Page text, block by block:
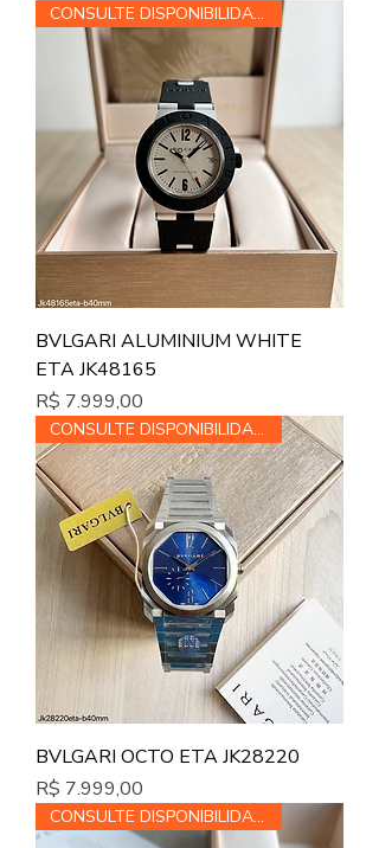
CONSULTE DISPONIBILIDADE
BVLGARI ALUMINIUM WHITE
ETA JK48165
Preço
R$ 7.999,00
CONSULTE DISPONIBILIDADE
BVLGARI OCTO ETA JK28220
Preço
R$ 7.999,00
CONSULTE DISPONIBILIDADE